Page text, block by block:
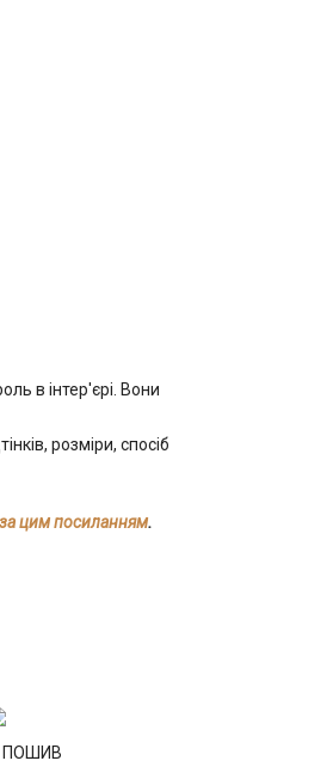
в інтер'єрі. Вони
розміри, спосіб
за цим посиланням.
ПОШИВ